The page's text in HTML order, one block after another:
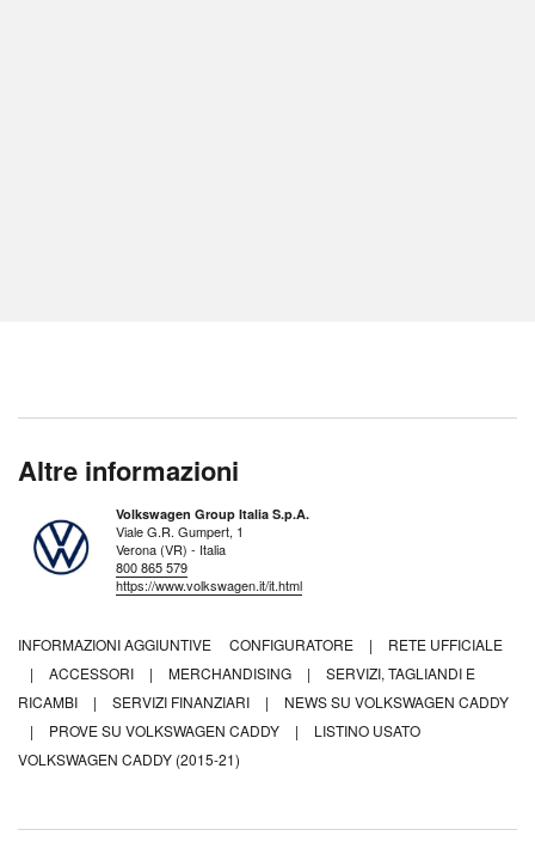
Altre informazioni
Volkswagen Group Italia S.p.A.
Viale G.R. Gumpert, 1
Verona (VR) - Italia
800 865 579
https://www.volkswagen.it/it.html
INFORMAZIONI AGGIUNTIVE CONFIGURATORE |
RETE UFFICIALE
|
ACCESSORI | MERCHANDISING |
SERVIZI, TAGLIANDI E
RICAMBI
| SERVIZI FINANZIARI |
NEWS SU VOLKSWAGEN CADDY
|
PROVE SU VOLKSWAGEN CADDY |
LISTINO USATO
VOLKSWAGEN CADDY (2015-21)